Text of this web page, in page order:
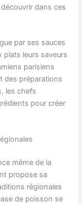
dans ces
par ses sauces
leurs saveurs
parisiens
des préparations
les chefs
pour créer
même de la
propose sa
régionales
de poisson se